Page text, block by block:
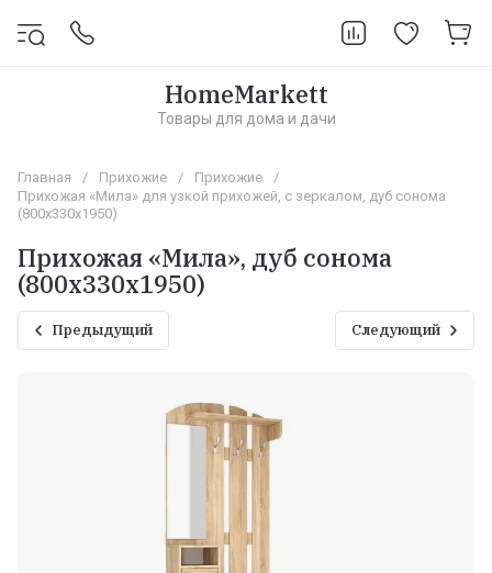
HomeMarkett
Товары для дома и дачи
Главная / Прихожие / Прихожие
/
Прихожая «Мила» для узкой прихожей, с зеркалом, дуб сонома
(800х330х1950)
Прихожая «Мила», дуб сонома
(800х330х1950)
Предыдущий Следующий